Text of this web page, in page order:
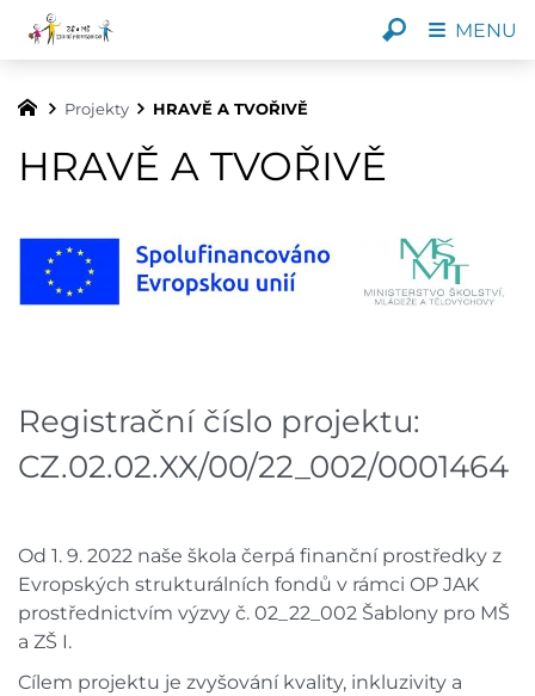
Projekty HRAVĚ A TVOŘIVĚ
HRAVĚ A TVOŘIVĚ
Registrační číslo projektu:
CZ.02.02.XX/00/22_002/0001464
Od 1. 9. 2022 naše škola čerpá finanční prostředky z
Evropských strukturálních fondů v rámci OP JAK
prostřednictvím výzvy č. 02_22_002 Šablony pro MŠ
a ZŠ I.
Cílem projektu je zvyšování kvality, inkluzivity a
MENU